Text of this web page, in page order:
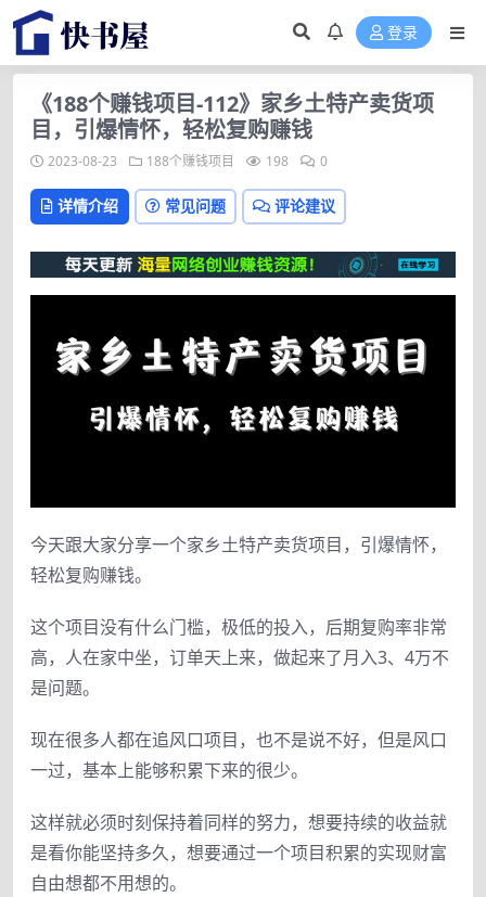
登录
《188个赚钱项目-112》家乡土特产卖货项
目，引爆情怀，轻松复购赚钱
2023-08-23 188个赚钱项目 198 0
详情介绍 常见问题 评论建议
今天跟大家分享一个家乡土特产卖货项目，引爆情怀，
轻松复购赚钱。
这个项目没有什么门槛，极低的投入，后期复购率非常
高，人在家中坐，订单天上来，做起来了月入3、4万不
是问题。
现在很多人都在追风口项目，也不是说不好，但是风口
一过，基本上能够积累下来的很少。
这样就必须时刻保持着同样的努力，想要持续的收益就
是看你能坚持多久，想要通过一个项目积累的实现财富
自由想都不用想的。